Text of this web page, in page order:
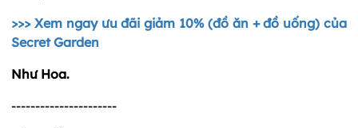
>>> Xem ngay ưu đãi giảm 10% (đồ ăn + đồ uống) của
Secret Garden
Như Hoa.
----------------------